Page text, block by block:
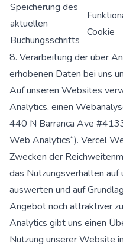
Speicherung des
aktuellen
Buchungsschritts
Cookie
8. Verarbeitung der über
erhobenen Daten bei uns
Auf unseren Websites
Analytics, einen
440 N Barranca Ave
Web Analytics“). Vercel
Zwecken der
das Nutzungsverhalten
auswerten und auf
Angebot noch attraktiver
Analytics gibt uns einen
Nutzung unserer Website